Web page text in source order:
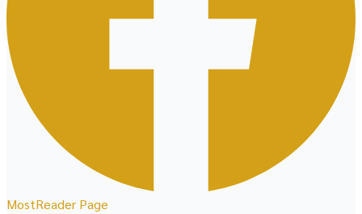
MostReader Page